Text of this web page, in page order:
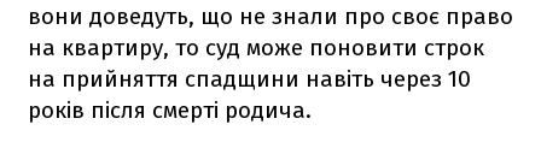
вони доведуть, що не знали про своє право
на квартиру, то суд може поновити строк
на прийняття спадщини навіть через 10
років після смерті родича.